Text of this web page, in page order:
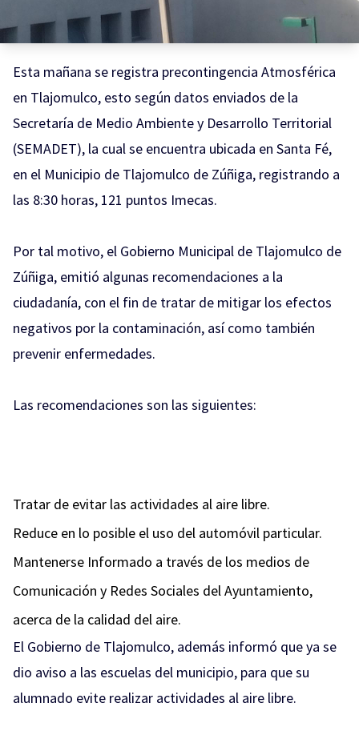
Esta mañana se registra precontingencia Atmosférica
en Tlajomulco, esto según datos enviados de la
Secretaría de Medio Ambiente y Desarrollo Territorial
(SEMADET), la cual se encuentra ubicada en Santa Fé,
en el Municipio de Tlajomulco de Zúñiga, registrando a
las 8:30 horas, 121 puntos Imecas.
Por tal motivo, el Gobierno Municipal de Tlajomulco de
Zúñiga, emitió algunas recomendaciones a la
ciudadanía, con el fin de tratar de mitigar los efectos
negativos por la contaminación, así como también
prevenir enfermedades.
Las recomendaciones son las siguientes:
Tratar de evitar las actividades al aire libre.
Reduce en lo posible el uso del automóvil particular.
Mantenerse Informado a través de los medios de
Comunicación y Redes Sociales del Ayuntamiento,
acerca de la calidad del aire.
El Gobierno de Tlajomulco, además informó que ya se
dio aviso a las escuelas del municipio, para que su
alumnado evite realizar actividades al aire libre.